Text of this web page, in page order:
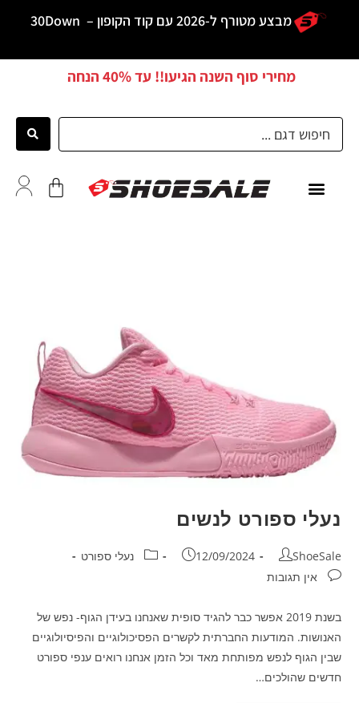
מבצע מטורף ל-2026 עם קוד הקופון – 30Down
מחירי סוף השנה הגיעו!! עד40% הנחה
נעלי ספורט לנשים
ShoeSale
12/09/2024
נעלי ספורט
אין תגובות
בשנת 2019 אפשר כבר להגיד סופית שאנחנו בעידן הגוף- נפש של
האנושות. המודעות החברתית לקשרים הפסיכולוגיים והפיסיולוגיים
שבין הגוף לנפש מפותחת מאד וכל הזמן אנחנו רואים ענפי ספורט
חדשים שהולכים…